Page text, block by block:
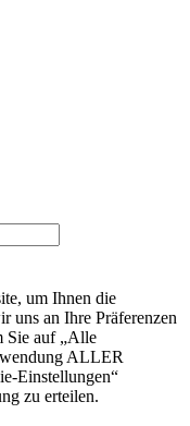
um Ihnen die
uns an Ihre Präferenzen
Sie auf „Alle
ALLER
Einstellungen“
zu erteilen.